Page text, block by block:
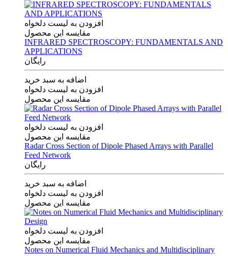
افزودن به لیست دلخواه
مقایسه این محصول
INFRARED SPECTROSCOPY: FUNDAMENTALS AND
APPLICATIONS
رایگان
اضافه به سبد خرید
افزودن به لیست دلخواه
مقایسه این محصول
افزودن به لیست دلخواه
مقایسه این محصول
Radar Cross Section of Dipole Phased Arrays with Parallel
Feed Network
رایگان
اضافه به سبد خرید
افزودن به لیست دلخواه
مقایسه این محصول
افزودن به لیست دلخواه
مقایسه این محصول
Notes on Numerical Fluid Mechanics and Multidisciplinary